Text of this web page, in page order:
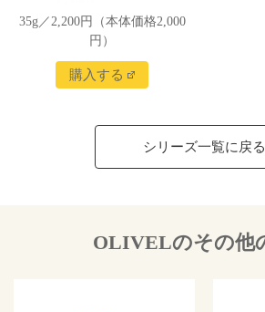
35g／2,200円（本体価格2,000
円）
購入する
シリーズ一覧に戻る
OLIVELのその他